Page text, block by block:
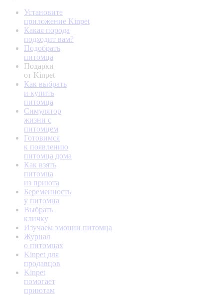
Установите
приложение Kinpet
Какая порода
подходит вам?
Подобрать
питомца
Подарки
от Kinpet
Как выбрать
и купить
питомца
Симулятор
жизни с
питомцем
Готовимся
к появлению
питомца дома
Как взять
питомца
из приюта
Беременность
у питомца
Выбрать
кличку
Изучаем эмоции питомца
Журнал
о питомцах
Kinpet для
продавцов
Kinpet
помогает
приютам